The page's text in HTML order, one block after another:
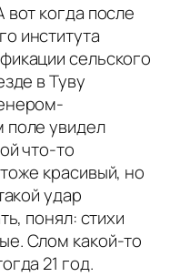
когда после
института
сельского
в Туву
поле увидел
что-то
красивый, но
удар
понял: стихи
Слом какой-то
21 год.